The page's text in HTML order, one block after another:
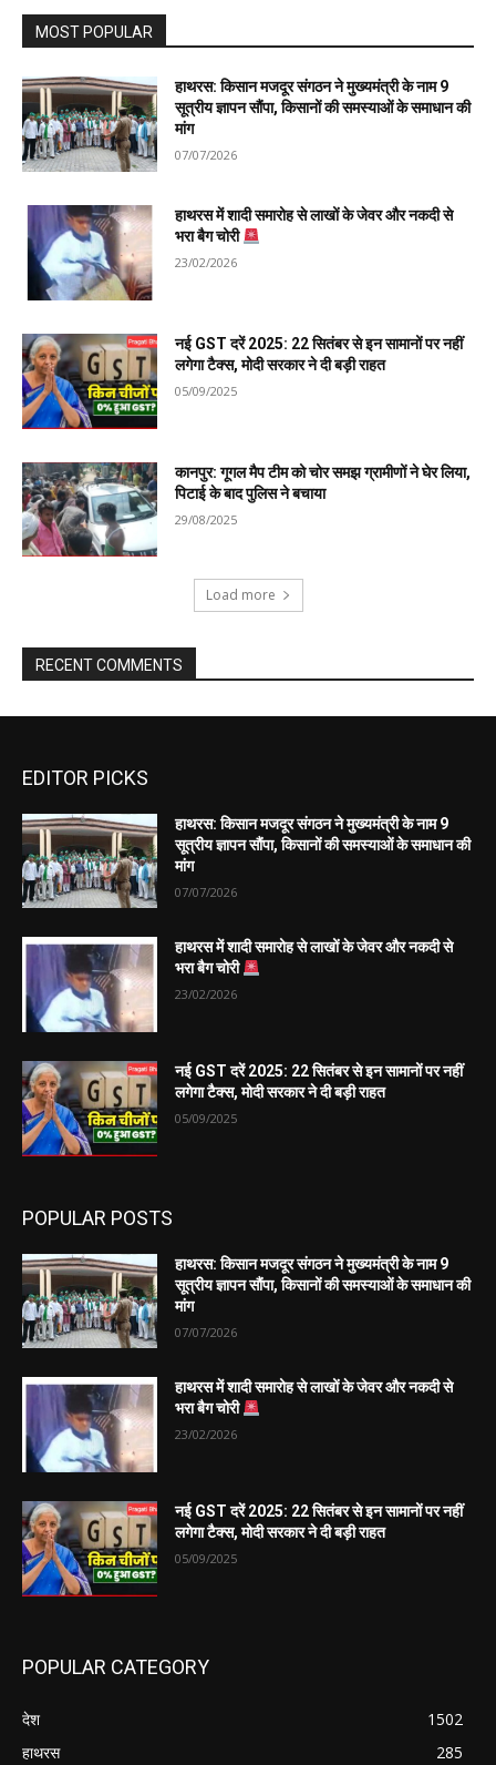
EDITOR PICKS
हाथरस: किसान मजदूर संगठन ने मुख्यमंत्री के नाम 9
सूत्रीय ज्ञापन सौंपा, किसानों की समस्याओं के समाधान की
मांग
07/07/2026
हाथरस में शादी समारोह से लाखों के जेवर और नकदी से
भरा बैग चोरी
23/02/2026
नई GST दरें 2025: 22 सितंबर से इन सामानों पर नहीं
लगेगा टैक्स, मोदी सरकार ने दी बड़ी राहत
05/09/2025
POPULAR POSTS
हाथरस: किसान मजदूर संगठन ने मुख्यमंत्री के नाम 9
सूत्रीय ज्ञापन सौंपा, किसानों की समस्याओं के समाधान की
मांग
07/07/2026
हाथरस में शादी समारोह से लाखों के जेवर और नकदी से
भरा बैग चोरी
23/02/2026
नई GST दरें 2025: 22 सितंबर से इन सामानों पर नहीं
लगेगा टैक्स, मोदी सरकार ने दी बड़ी राहत
05/09/2025
POPULAR CATEGORY
देश
1502
हाथरस
285